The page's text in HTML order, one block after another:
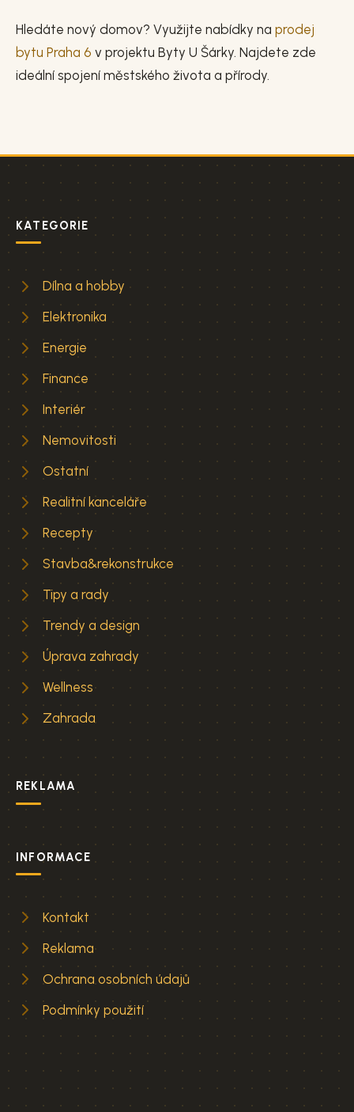
Hledáte nový domov? Využijte nabídky na prodej
bytu Praha 6 v projektu Byty U Šárky. Najdete zde
ideální spojení městského života a přírody.
KATEGORIE
Dílna a hobby
Elektronika
Energie
Finance
Interiér
Nemovitosti
Ostatní
Realitní kanceláře
Recepty
Stavba&rekonstrukce
Tipy a rady
Trendy a design
Úprava zahrady
Wellness
Zahrada
REKLAMA
INFORMACE
Kontakt
Reklama
Ochrana osobních údajů
Podmínky použití